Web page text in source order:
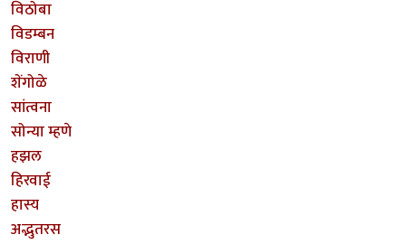
विठोबा
विडम्बन
विराणी
शेंगोळे
सांत्वना
सोन्या म्हणे
हझल
हिरवाई
हास्य
अद्भुतरस